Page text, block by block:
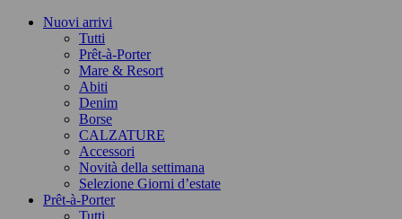
Nuovi arrivi
Tutti
Prêt-à-Porter
Mare & Resort
Abiti
Denim
Borse
CALZATURE
Accessori
Novità della settimana
Selezione Giorni d’estate
Prêt-à-Porter
Tutti